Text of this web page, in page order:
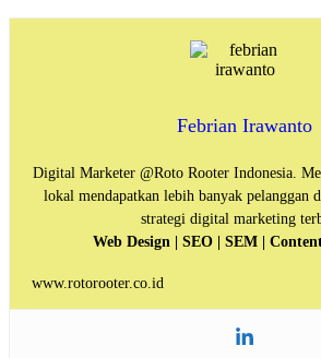
Febrian Irawanto
Digital Marketer @Roto Rooter Indonesia.
lokal mendapatkan lebih banyak pelanggan
strategi digital marketing
Web Design | SEO | SEM |
www.rotorooter.co.id